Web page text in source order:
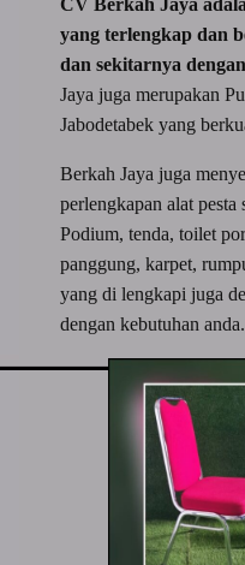
yang terlengkap dan
dan sekitarnya
Jaya juga merupakan
Jabodetabek yang
Berkah Jaya juga
perlengkapan alat
Podium, tenda, toilet
panggung, karpet,
yang di lengkapi juga
dengan kebutuhan anda.